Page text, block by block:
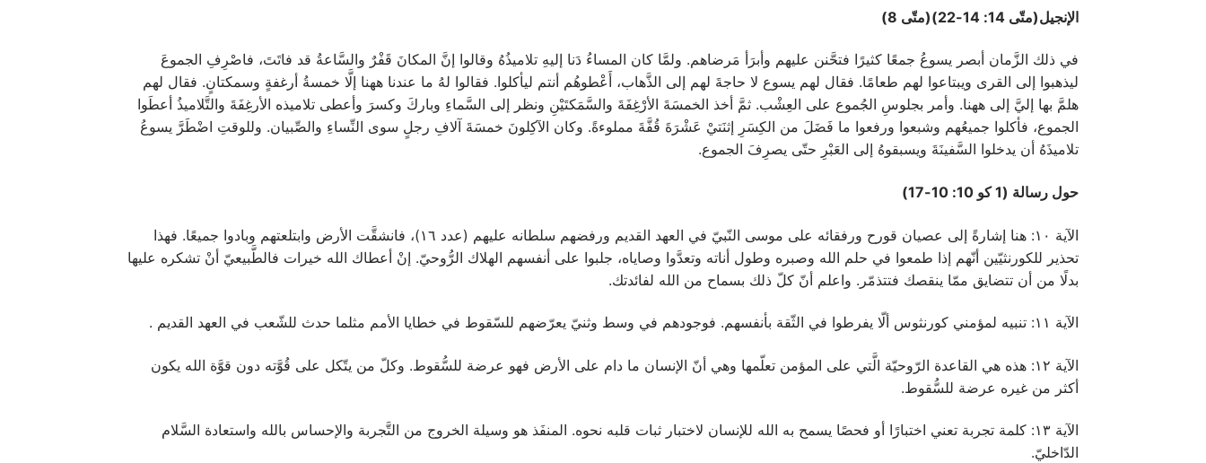
الإنجيل(متّى 14: 14-22)(متّى 8)
في ذلك الزَّمان أبصر يسوعُ جمعًا كثيرًا فتحَّنن عليهم وأبرَأ مَرضاهم. ولمَّا كان المساءُ دَنا إليهِ تلاميذُهُ وقالوا إنَّ المكانَ قَفْرٌ والسَّاعةُ قد فاتَتَ، فاصْرِفِ الجموعَ
ليذهبوا إلى القرى ويبتاعوا لهم طعامًا. فقال لهم يسوع لا حاجةَ لهم إلى الذَّهاب، أَعْطوهُم أنتم ليأكلوا. فقالوا لهُ ما عندنا ههنا إلَّا خمسةُ أرغفةٍ وسمكتانٍ. فقال لهم
هلمَّ بها إليَّ إلى ههنا. وأمر بجلوسِ الجُموع على العِشْب. ثمَّ أخذ الخمسَةَ الأرْغِفَةَ والسَّمَكتَيْنِ ونظر إلى السَّماءِ وباركَ وكسرَ وأعطى تلاميذه الأرغِفَةَ والتَّلاميذُ أعطَوا
الجموع، فأكلوا جميعُهم وشبعوا ورفعوا ما فَضَلَ من الكِسَرِ إثنَتيْ عَشْرَةَ قُفَّةَ مملوءةً. وكان الآكِلونَ خمسَةَ آلافِ رجلٍ سوى النِّساءِ والصِّبيان. وللوقتِ اضْطَرَّ يسوعُ
تلاميذَهُ أن يدخلوا السَّفينَةَ ويسبقوهُ إلى العَبْرِ حتّى يصرِفَ الجموع.
حول رسالة (1 كو 10: 10-17)
الآية ١٠: هنا إشارةً إلى عصيان قورح ورفقائه على موسى النّبيّ في العهد القديم ورفضهم سلطانه عليهم (عدد ١٦)، فانشقَّت الأرض وابتلعتهم وبادوا جميعًا. فهذا
تحذير للكورنثيّين أنّهم إذا طمعوا في حلم الله وصبره وطول أناته وتعدَّوا وصاياه، جلبوا على أنفسهم الهلاك الرُّوحيّ. إنْ أعطاك الله خيرات فالطَّبيعيّ أنْ تشكره عليها
بدلًا من أن تتضايق ممّا ينقصك فتتذمّر. واعلم أنّ كلّ ذلك بسماح من الله لفائدتك.
الآية ١١: تنبيه لمؤمني كورنثوس ألّا يفرطوا في الثّقة بأنفسهم. فوجودهم في وسط وثنيّ يعرّضهم للسّقوط في خطايا الأمم مثلما حدث للشّعب في العهد القديم .
الآية ١٢: هذه هي القاعدة الرّوحيّة الَّتي على المؤمن تعلّمها وهي أنّ الإنسان ما دام على الأرض فهو عرضة للسُّقوط. وكلّ من يتّكل على قُوَّته دون قوَّة الله يكون
أكثر من غيره عرضة للسُّقوط.
الآية ١٣: كلمة تجربة تعني اختبارًا أو فحصًا يسمح به الله للإنسان لاختبار ثبات قلبه نحوه. المنفَذ هو وسيلة الخروج من التَّجربة والإحساس بالله واستعادة السَّلام
الدّاخليّ.